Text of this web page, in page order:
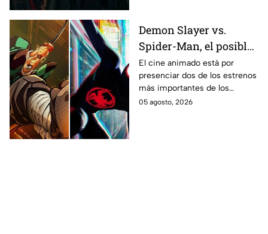
Demon Slayer vs.
Spider-Man, el posible
gran enfrentamiento
en taquilla del 2027
El cine animado está por
presenciar dos de los estrenos
más importantes de los
últimos años.
05 agosto, 2026